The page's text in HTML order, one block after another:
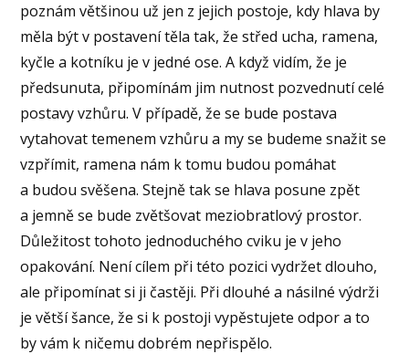
poznám většinou už jen z jejich postoje, kdy hlava by
měla být v postavení těla tak, že střed ucha, ramena,
kyčle a kotníku je v jedné ose. A když vidím, že je
předsunuta, připomínám jim nutnost pozvednutí celé
postavy vzhůru. V případě, že se bude postava
vytahovat temenem vzhůru a my se budeme snažit se
vzpřímit, ramena nám k tomu budou pomáhat
a budou svěšena. Stejně tak se hlava posune zpět
a jemně se bude zvětšovat meziobratlový prostor.
Důležitost tohoto jednoduchého cviku je v jeho
opakování. Není cílem při této pozici vydržet dlouho,
ale připomínat si ji častěji. Při dlouhé a násilné výdrži
je větší šance, že si k postoji vypěstujete odpor a to
by vám k ničemu dobrém nepřispělo.